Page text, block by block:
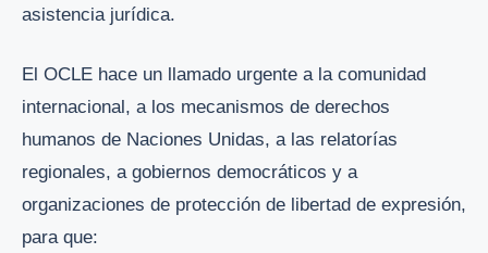
asistencia jurídica.
El OCLE hace un llamado urgente a la comunidad
internacional, a los mecanismos de derechos
humanos de Naciones Unidas, a las relatorías
regionales, a gobiernos democráticos y a
organizaciones de protección de libertad de expresión,
para que: